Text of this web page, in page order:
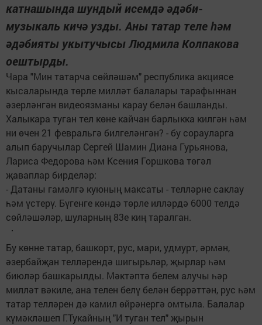
катнашында шундый исемдә әдәби-
музыкаль кичә узды. Аны татар теле һәм
әдәбияты укытучысы Людмила Колпакова
оештырды.
Чара "Мин татарча сөйләшәм" республика акциясе
кысаларында төрле милләт балалары тарафыннан
әзерләнгән видеоязманы карау белән башланды.
Халыкара туган тел көне кайчан барлыкка килгән һәм
ни өчен 21 февральгә билгеләнгән? - бу сорауларга
алып баручылар Сергей Шамин Диана Гурьянова,
Лариса Федорова һәм Ксения Горшкова төгәл
җаваплар бирделәр:
- Датаны гамәлгә куюның максаты - телләрне саклау
һәм үстерү. Бүгенге көндә төрле илләрдә 6000 телдә
сөйләшәләр, шуларның 83е киң таралган.
Бу көнне татар, башкорт, рус, мари, удмурт, әрмән,
әзербайҗан телләрендә шигырьләр, җырлар һәм
биюләр башкарылды. Мәктәптә белем алучы һәр
милләт вәкиле, ана телен белү белән беррәттән, рус һәм
татар телләрен дә камил өйрәнергә омтыла. Балалар
күмәкләшеп Г.Тукайның "И туган тел" җырын